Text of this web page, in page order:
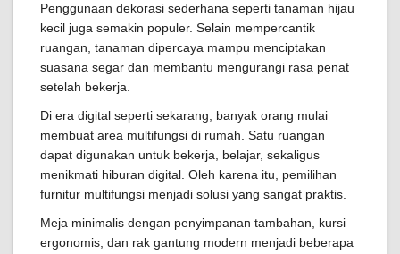
Penggunaan dekorasi sederhana seperti tanaman hijau
kecil juga semakin populer. Selain mempercantik
ruangan, tanaman dipercaya mampu menciptakan
suasana segar dan membantu mengurangi rasa penat
setelah bekerja.
Di era digital seperti sekarang, banyak orang mulai
membuat area multifungsi di rumah. Satu ruangan
dapat digunakan untuk bekerja, belajar, sekaligus
menikmati hiburan digital. Oleh karena itu, pemilihan
furnitur multifungsi menjadi solusi yang sangat praktis.
Meja minimalis dengan penyimpanan tambahan, kursi
ergonomis, dan rak gantung modern menjadi beberapa